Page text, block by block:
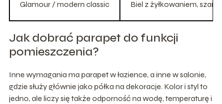
Glamour / modern classic Biel z żyłkowaniem,
Jak dobrać parapet do funkcji
pomieszczenia?
Inne wymagania ma parapet w łazience, a inne w salonie,
gdzie służy głównie jako półka na dekoracje. Kolor i styl to
jedno, ale liczy się także odporność na wodę, temperaturę i